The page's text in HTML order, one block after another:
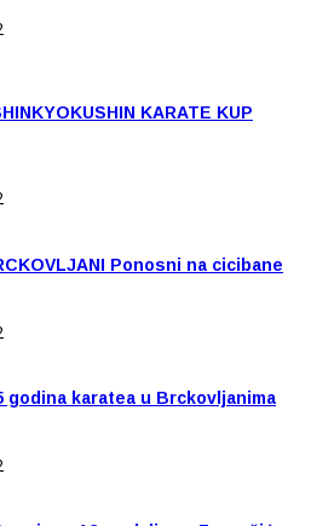
KARATE KUP
Ponosni na cicibane
godina karatea u Brckovljanima